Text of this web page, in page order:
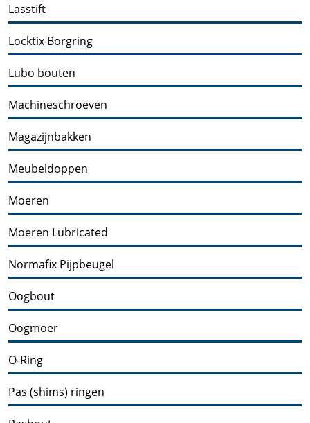
Lasstift
Locktix Borgring
Lubo bouten
Machineschroeven
Magazijnbakken
Meubeldoppen
Moeren
Moeren Lubricated
Normafix Pijpbeugel
Oogbout
Oogmoer
O-Ring
Pas (shims) ringen